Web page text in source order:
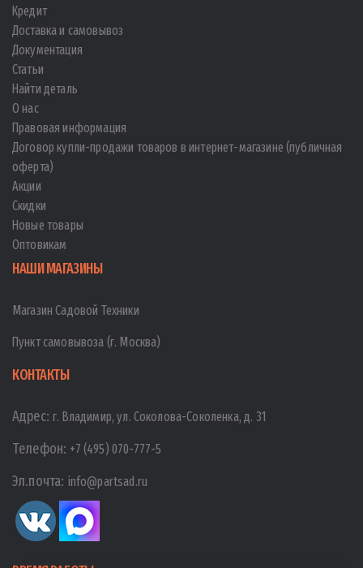
Кредит
Доставка и самовывоз
Документация
Статьи
Найти деталь
О нас
Правовая информация
Договор купли-продажи товаров в интернет-магазине (публичная
оферта)
Акции
Скидки
Новые товары
Оптовикам
НАШИ МАГАЗИНЫ
Магазин Садовой Техники
Пункт самовывоза (г. Москва)
КОНТАКТЫ
Адрес:г. Владимир, ул. Соколова-Соколенка, д. 31
Телефон: +7 (495) 070-777-5
Эл.почта: info@partsad.ru